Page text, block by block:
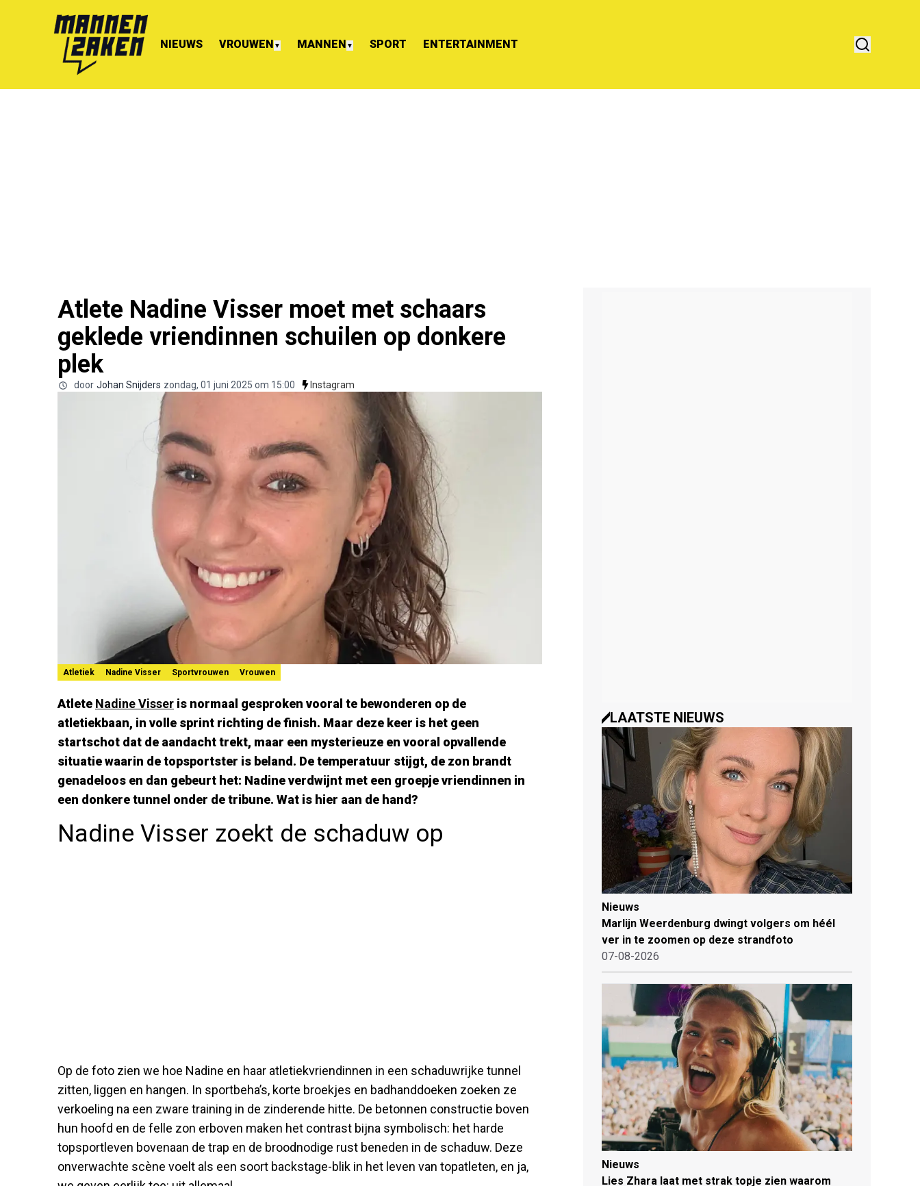
NIEUWS VROUWEN ▼ MANNEN ▼ SPORT ENTERTAINMENT
Atlete Nadine Visser moet met schaars
geklede vriendinnen schuilen op donkere
plek
door Johan Snijders zondag, 01 juni 2025 om 15:00 Instagram
Atletiek Nadine Visser Sportvrouwen Vrouwen
Atlete Nadine Visser is normaal gesproken vooral te bewonderen op de
atletiekbaan, in volle sprint richting de finish. Maar deze keer is het geen
startschot dat de aandacht trekt, maar een mysterieuze en vooral opvallende
situatie waarin de topsportster is beland. De temperatuur stijgt, de zon brandt
genadeloos en dan gebeurt het: Nadine verdwijnt met een groepje vriendinnen in
een donkere tunnel onder de tribune. Wat is hier aan de hand?
Nadine Visser zoekt de schaduw op
Op de foto zien we hoe Nadine en haar atletiekvriendinnen in een schaduwrijke tunnel
zitten, liggen en hangen. In sportbeha’s, korte broekjes en badhanddoeken zoeken ze
verkoeling na een zware training in de zinderende hitte. De betonnen constructie boven
hun hoofd en de felle zon erboven maken het contrast bijna symbolisch: het harde
topsportleven bovenaan de trap en de broodnodige rust beneden in de schaduw. Deze
onverwachte scène voelt als een soort backstage-blik in het leven van topatleten, en ja,
LAATSTE NIEUWS
Nieuws
Marlijn Weerdenburg dwingt volgers om héél
ver in te zoomen op deze strandfoto
07-08-2026
Nieuws
Lies Zhara laat met strak topje zien waarom